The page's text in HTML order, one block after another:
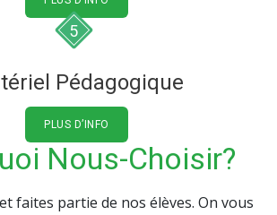
5
Pédagogique
PLUS D’INFO
Nous-Choisir?
faites partie de nos élèves. On vous